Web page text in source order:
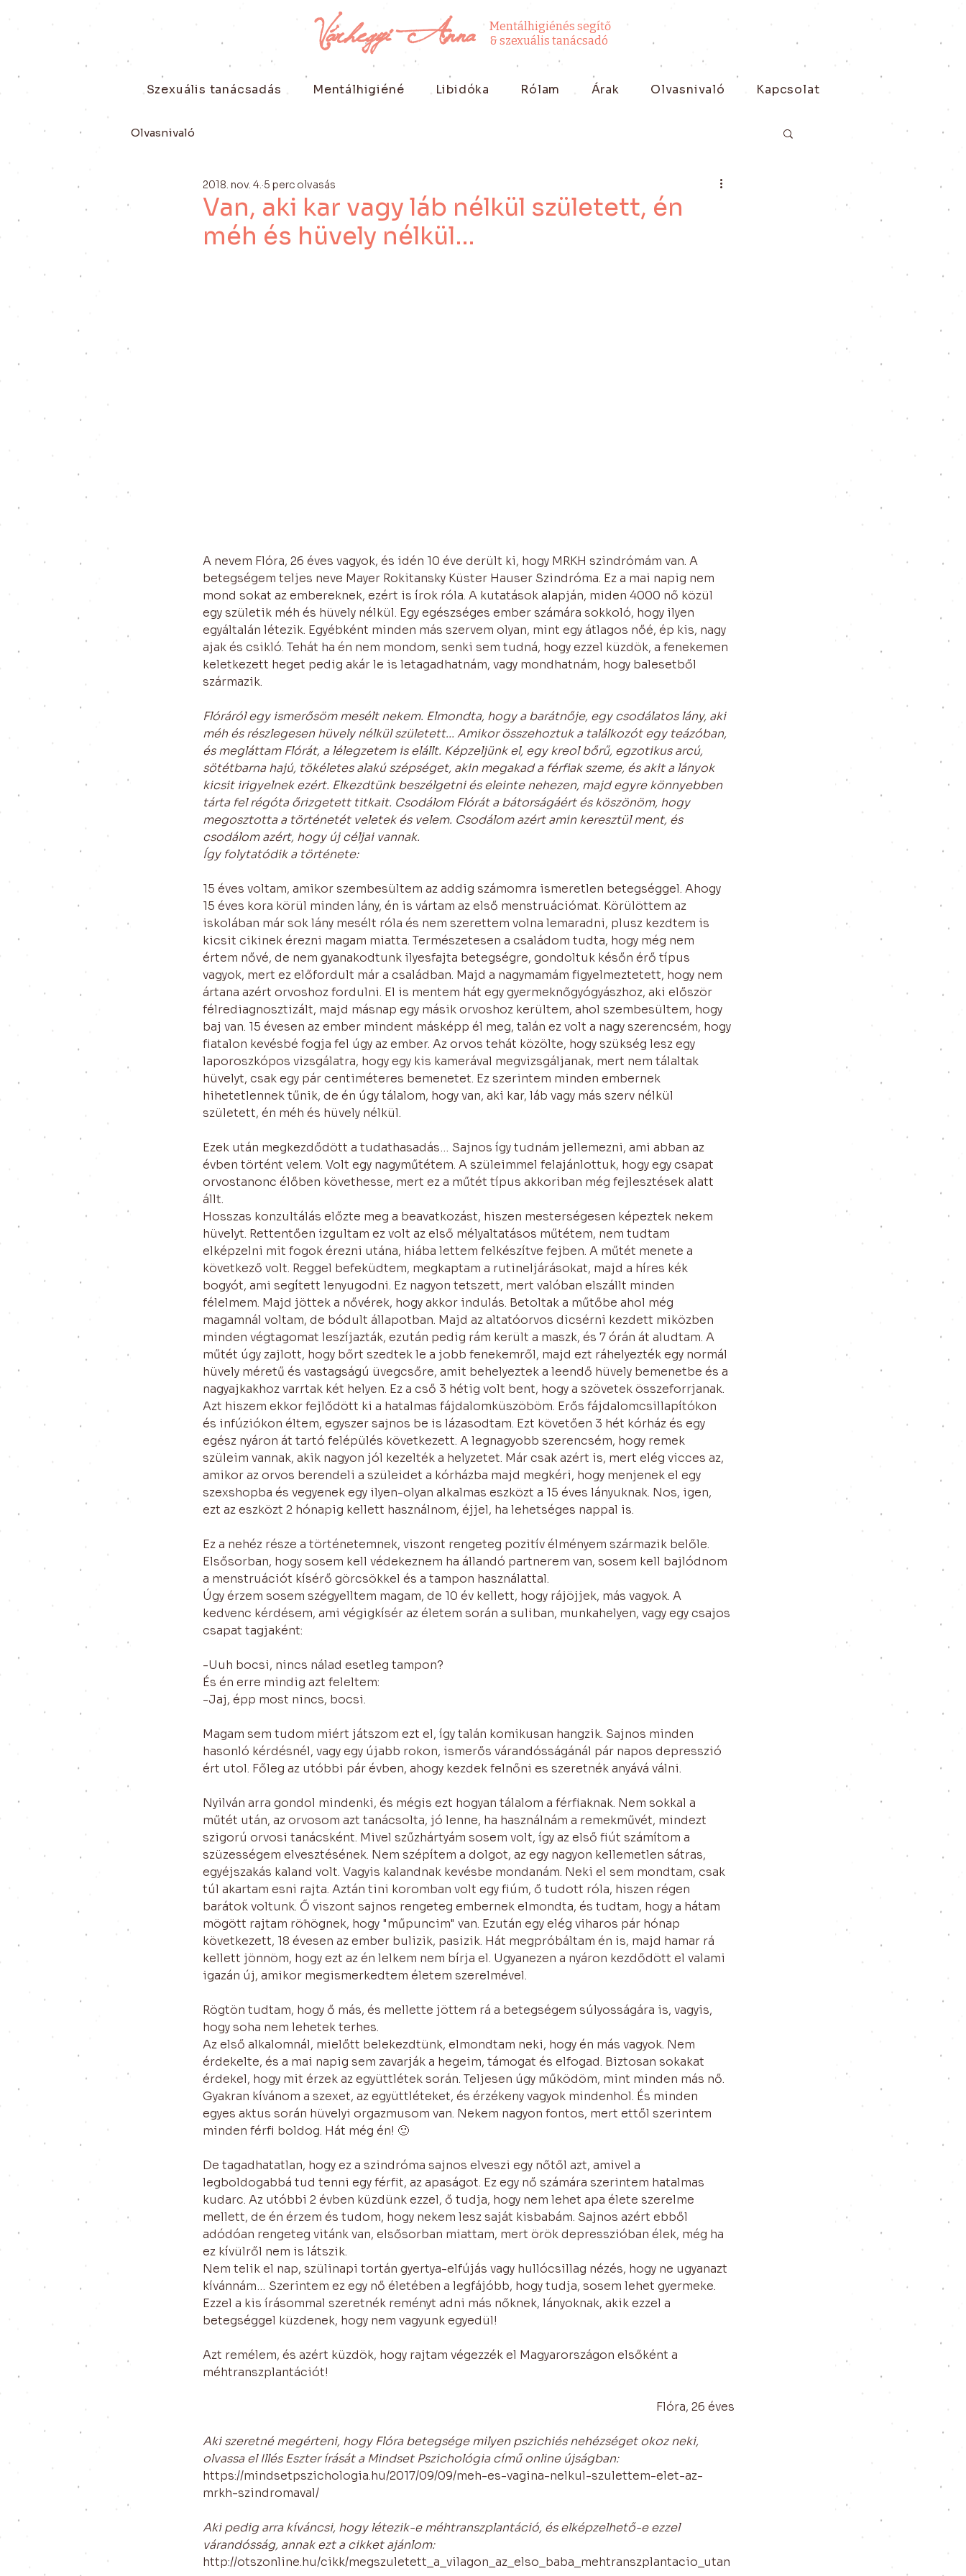
Várhegyi Anna
Mentálhigiénés segítő
& szexuális tanácsadó
Szexuális tanácsadás Mentálhigiéné Libidóka Rólam Árak Olvasnivaló Kapcsolat
Olvasnivaló
Van, aki kar vagy láb nélkül született, én
méh és hüvely nélkül…
2018. nov. 4. 5 perc olvasás
A nevem Flóra, 26 éves vagyok, és idén 10 éve derült ki, hogy MRKH szindrómám van. A
betegségem teljes neve Mayer Rokitansky Küster Hauser Szindróma. Ez a mai napig nem
mond sokat az embereknek, ezért is írok róla. A kutatások alapján, miden 4000 nő közül
egy születik méh és hüvely nélkül. Egy egészséges ember számára sokkoló, hogy ilyen
egyáltalán létezik. Egyébként minden más szervem olyan, mint egy átlagos nőé, ép kis, nagy
ajak és csikló. Tehát ha én nem mondom, senki sem tudná, hogy ezzel küzdök, a fenekemen
keletkezett heget pedig akár le is letagadhatnám, vagy mondhatnám, hogy balesetből
származik.
Flóráról egy ismerősöm mesélt nekem. Elmondta, hogy a barátnője, egy csodálatos lány, aki
méh és részlegesen hüvely nélkül született... Amikor összehoztuk a találkozót egy teázóban,
és megláttam Flórát, a lélegzetem is elállt. Képzeljünk el, egy kreol bőrű, egzotikus arcú,
sötétbarna hajú, tökéletes alakú szépséget, akin megakad a férfiak szeme, és akit a lányok
kicsit irigyelnek ezért. Elkezdtünk beszélgetni és eleinte nehezen, majd egyre könnyebben
tárta fel régóta őrizgetett titkait. Csodálom Flórát a bátorságáért és köszönöm, hogy
megosztotta a történetét veletek és velem. Csodálom azért amin keresztül ment, és
csodálom azért, hogy új céljai vannak.
Így folytatódik a története:
15 éves voltam, amikor szembesültem az addig számomra ismeretlen betegséggel. Ahogy
15 éves kora körül minden lány, én is vártam az első menstruációmat. Körülöttem az
iskolában már sok lány mesélt róla és nem szerettem volna lemaradni, plusz kezdtem is
kicsit cikinek érezni magam miatta. Természetesen a családom tudta, hogy még nem
értem nővé, de nem gyanakodtunk ilyesfajta betegségre, gondoltuk későn érő típus
vagyok, mert ez előfordult már a családban. Majd a nagymamám figyelmeztetett, hogy nem
ártana azért orvoshoz fordulni. El is mentem hát egy gyermeknőgyógyászhoz, aki először
félrediagnosztizált, majd másnap egy másik orvoshoz kerültem, ahol szembesültem, hogy
baj van. 15 évesen az ember mindent másképp él meg, talán ez volt a nagy szerencsém, hogy
fiatalon kevésbé fogja fel úgy az ember. Az orvos tehát közölte, hogy szükség lesz egy
laporoszkópos vizsgálatra, hogy egy kis kamerával megvizsgáljanak, mert nem tálaltak
hüvelyt, csak egy pár centiméteres bemenetet. Ez szerintem minden embernek
hihetetlennek tűnik, de én úgy tálalom, hogy van, aki kar, láb vagy más szerv nélkül
született, én méh és hüvely nélkül.
Ezek után megkezdődött a tudathasadás… Sajnos így tudnám jellemezni, ami abban az
évben történt velem. Volt egy nagyműtétem. A szüleimmel felajánlottuk, hogy egy csapat
orvostanonc élőben követhesse, mert ez a műtét típus akkoriban még fejlesztések alatt
állt.
Hosszas konzultálás előzte meg a beavatkozást, hiszen mesterségesen képeztek nekem
hüvelyt. Rettentően izgultam ez volt az első mélyaltatásos műtétem, nem tudtam
elképzelni mit fogok érezni utána, hiába lettem felkészítve fejben. A műtét menete a
következő volt. Reggel befeküdtem, megkaptam a rutineljárásokat, majd a híres kék
bogyót, ami segített lenyugodni. Ez nagyon tetszett, mert valóban elszállt minden
félelmem. Majd jöttek a nővérek, hogy akkor indulás. Betoltak a műtőbe ahol még
magamnál voltam, de bódult állapotban. Majd az altatóorvos dicsérni kezdett miközben
minden végtagomat leszíjazták, ezután pedig rám került a maszk, és 7 órán át aludtam. A
műtét úgy zajlott, hogy bőrt szedtek le a jobb fenekemről, majd ezt ráhelyezték egy normál
hüvely méretű és vastagságú üvegcsőre, amit behelyeztek a leendő hüvely bemenetbe és a
nagyajkakhoz varrtak két helyen. Ez a cső 3 hétig volt bent, hogy a szövetek összeforrjanak.
Azt hiszem ekkor fejlődött ki a hatalmas fájdalomküszöböm. Erős fájdalomcsillapítókon
és infúziókon éltem, egyszer sajnos be is lázasodtam. Ezt követően 3 hét kórház és egy
egész nyáron át tartó felépülés következett. A legnagyobb szerencsém, hogy remek
szüleim vannak, akik nagyon jól kezelték a helyzetet. Már csak azért is, mert elég vicces az,
amikor az orvos berendeli a szüleidet a kórházba majd megkéri, hogy menjenek el egy
szexshopba és vegyenek egy ilyen-olyan alkalmas eszközt a 15 éves lányuknak. Nos, igen,
ezt az eszközt 2 hónapig kellett használnom, éjjel, ha lehetséges nappal is.
Ez a nehéz része a történetemnek, viszont rengeteg pozitív élményem származik belőle.
Elsősorban, hogy sosem kell védekeznem ha állandó partnerem van, sosem kell bajlódnom
a menstruációt kísérő görcsökkel és a tampon használattal.
Úgy érzem sosem szégyelltem magam, de 10 év kellett, hogy rájöjjek, más vagyok. A
kedvenc kérdésem, ami végigkísér az életem során a suliban, munkahelyen, vagy egy csajos
csapat tagjaként:
-Uuh bocsi, nincs nálad esetleg tampon?
És én erre mindig azt feleltem:
-Jaj, épp most nincs, bocsi.
Magam sem tudom miért játszom ezt el, így talán komikusan hangzik. Sajnos minden
hasonló kérdésnél, vagy egy újabb rokon, ismerős várandósságánál pár napos depresszió
ért utol. Főleg az utóbbi pár évben, ahogy kezdek felnőni es szeretnék anyává válni.
Nyilván arra gondol mindenki, és mégis ezt hogyan tálalom a férfiaknak. Nem sokkal a
műtét után, az orvosom azt tanácsolta, jó lenne, ha használnám a remekművét, mindezt
szigorú orvosi tanácsként. Mivel szűzhártyám sosem volt, így az első fiút számítom a
szüzességem elvesztésének. Nem szépítem a dolgot, az egy nagyon kellemetlen sátras,
egyéjszakás kaland volt. Vagyis kalandnak kevésbe mondanám. Neki el sem mondtam, csak
túl akartam esni rajta. Aztán tini koromban volt egy fiúm, ő tudott róla, hiszen régen
barátok voltunk. Ő viszont sajnos rengeteg embernek elmondta, és tudtam, hogy a hátam
mögött rajtam röhögnek, hogy "műpuncim" van. Ezután egy elég viharos pár hónap
következett, 18 évesen az ember bulizik, pasizik. Hát megpróbáltam én is, majd hamar rá
kellett jönnöm, hogy ezt az én lelkem nem bírja el. Ugyanezen a nyáron kezdődött el valami
igazán új, amikor megismerkedtem életem szerelmével.
Rögtön tudtam, hogy ő más, és mellette jöttem rá a betegségem súlyosságára is, vagyis,
hogy soha nem lehetek terhes.
Az első alkalomnál, mielőtt belekezdtünk, elmondtam neki, hogy én más vagyok. Nem
érdekelte, és a mai napig sem zavarják a hegeim, támogat és elfogad. Biztosan sokakat
érdekel, hogy mit érzek az együttlétek során. Teljesen úgy működöm, mint minden más nő.
Gyakran kívánom a szexet, az együttléteket, és érzékeny vagyok mindenhol. És minden
egyes aktus során hüvelyi orgazmusom van. Nekem nagyon fontos, mert ettől szerintem
minden férfi boldog. Hát még én! 🙂
De tagadhatatlan, hogy ez a szindróma sajnos elveszi egy nőtől azt, amivel a
legboldogabbá tud tenni egy férfit, az apaságot. Ez egy nő számára szerintem hatalmas
kudarc. Az utóbbi 2 évben küzdünk ezzel, ő tudja, hogy nem lehet apa élete szerelme
mellett, de én érzem és tudom, hogy nekem lesz saját kisbabám. Sajnos azért ebből
adódóan rengeteg vitánk van, elsősorban miattam, mert örök depresszióban élek, még ha
ez kívülről nem is látszik.
Nem telik el nap, szülinapi tortán gyertya-elfújás vagy hullócsillag nézés, hogy ne ugyanazt
kívánnám… Szerintem ez egy nő életében a legfájóbb, hogy tudja, sosem lehet gyermeke.
Ezzel a kis írásommal szeretnék reményt adni más nőknek, lányoknak, akik ezzel a
betegséggel küzdenek, hogy nem vagyunk egyedül!
Azt remélem, és azért küzdök, hogy rajtam végezzék el Magyarországon elsőként a
méhtranszplantációt!
Flóra, 26 éves
Aki szeretné megérteni, hogy Flóra betegsége milyen pszichiés nehézséget okoz neki,
olvassa el Illés Eszter írását a Mindset Pszichológia című online újságban:
https://mindsetpszichologia.hu/2017/09/09/meh-es-vagina-nelkul-szulettem-elet-az-
mrkh-szindromaval/
Aki pedig arra kíváncsi, hogy létezik-e méhtranszplantáció, és elképzelhető-e ezzel
várandósság, annak ezt a cikket ajánlom:
http://otszonline.hu/cikk/megszuletett_a_vilagon_az_elso_baba_mehtranszplantacio_utan